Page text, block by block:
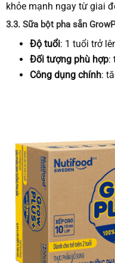
khỏe mạnh ngay từ giai
3.3. Sữa bột pha sẵn
Độ tuổi: 1 tuổi trở
Đối tượng phù hợp:
Công dụng chính: